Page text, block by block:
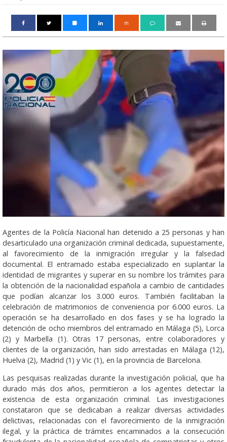
m
Agentes de la Policía Nacional han detenido a 25 personas y han
desarticulado una organización criminal dedicada, supuestamente,
al favorecimiento de la inmigración irregular y la falsedad
documental. El entramado estaba especializado en suplantar la
identidad de migrantes y superar en su nombre los trámites para
la obtención de la nacionalidad española a cambio de cantidades
que podían alcanzar los 3.000 euros. También facilitaban la
celebración de matrimonios de conveniencia por 6.000 euros. La
operación se ha desarrollado en dos fases y se ha logrado la
detención de ocho miembros del entramado en Málaga (5), Lorca
(2) y Marbella (1). Otras 17 personas, entre colaboradores y
clientes de la organización, han sido arrestadas en Málaga (12),
Huelva (2), Madrid (1) y Vic (1), en la provincia de Barcelona.
Las pesquisas realizadas durante la investigación policial, que ha
durado más dos años, permitieron a los agentes detectar la
existencia de esta organización criminal. Las investigaciones
constataron que se dedicaban a realizar diversas actividades
delictivas, relacionadas con el favorecimiento de la inmigración
ilegal, y la práctica de trámites encaminados a la consecución